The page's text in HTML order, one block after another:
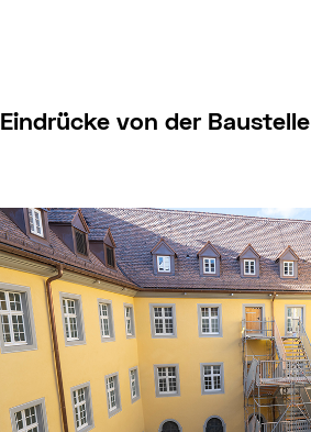
Eindrücke von der Baustelle